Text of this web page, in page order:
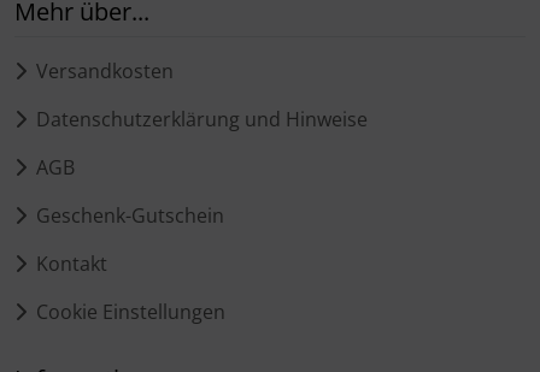
Mehr über...
Versandkosten
Datenschutzerklärung und Hinweise
AGB
Geschenk-Gutschein
Kontakt
Cookie Einstellungen